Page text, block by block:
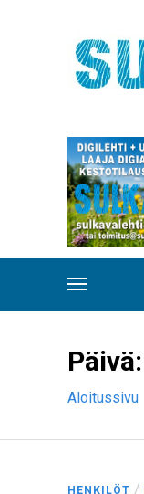
Päivä:
Aloitussivu
HENKILÖT /